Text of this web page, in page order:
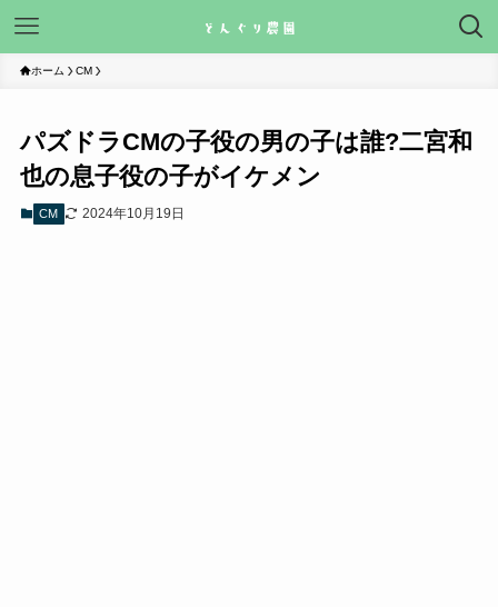
ホーム CM
パズドラCMの子役の男の子は誰?二宮和
也の息子役の子がイケメン
CM 2024年10月19日